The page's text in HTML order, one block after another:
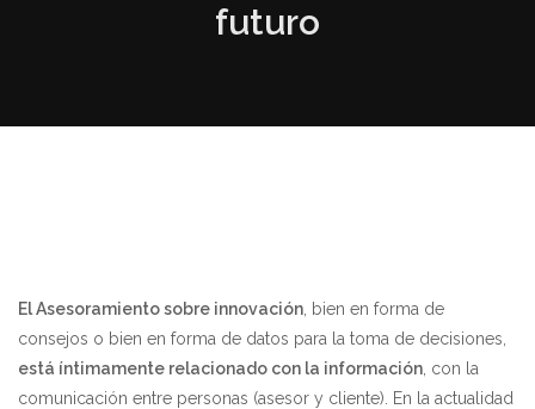
futuro
El Asesoramiento sobre innovación , bien en forma de
consejos o bien en forma de datos para la toma de decisiones,
está íntimamente relacionado con la información , con la
comunicación entre personas (asesor y cliente). En la actualidad